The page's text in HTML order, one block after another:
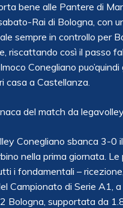
bene alle Pantere di
Rai di Bologna, con
sempre in controllo per
riscattando così il passo
Conegliano
casa a Castellanza.
del match da
Conegliano sbanca 3-0
nella prima giornata.
i fondamentali –
Campionato di Serie A1,
Bologna, supportata da